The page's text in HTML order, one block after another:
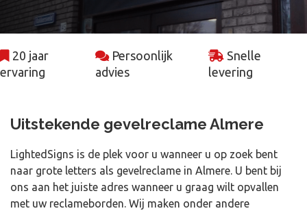
Freesletters
Projecten
20 jaar
ervaring
Persoonlijk
advies
Snelle
levering
Uitstekende gevelreclame Almere
LightedSigns is de plek voor u wanneer u op zoek bent
naar grote letters als gevelreclame in Almere. U bent bij
ons aan het juiste adres wanneer u graag wilt opvallen
met uw reclameborden. Wij maken onder andere